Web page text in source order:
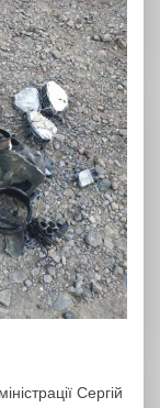
Сергій